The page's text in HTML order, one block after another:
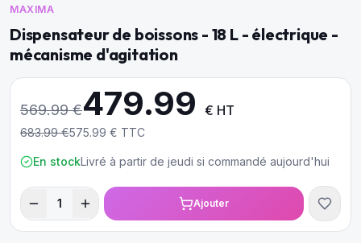
MAXIMA
Dispensateur de boissons - 18 L - électrique -
mécanisme d'agitation
569.99€479.99 € HT
683.99€575.99 € TTC
En stockLivré à partir de jeudi si commandé aujourd'hui
1 Ajouter